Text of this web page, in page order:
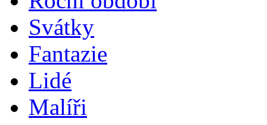
Svátky
Fantazie
Lidé
Malíři